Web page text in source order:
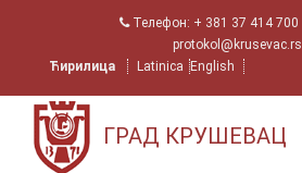
Телефон: + 381 37 414 700
protokol@krusevac.rs
Ћирилица
Latinica English
ГРАД КРУШЕВАЦ